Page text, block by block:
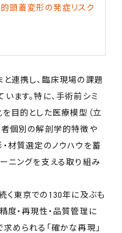
頭蓋変形の発症リスク
連携し、臨床現場の課題
ます。特に、手術前シミ
目的とした医療模型（立
者個別の解剖学的特徴や
材質選定のノウハウを蓄
ニングを支える取り組み
く東京での130年に及ぶも
度・再現性・品質管理に
められる「確かな再現」